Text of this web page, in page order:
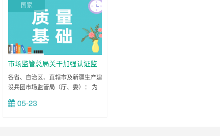
国家
市场监管总局关于加强认证监
管工作的通知
各省、自治区、直辖市及新疆生产建
设兵团市场监管局（厅、委）： 为
量认证体系建设促进全面质量管理的
意见》（国发〔2018〕3号），切实
05-23